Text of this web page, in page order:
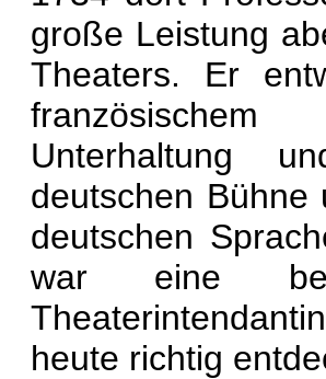
große Leistung
Theaters. Er
Unterhaltung
deutschen
deutschen
war eine
heute richtig